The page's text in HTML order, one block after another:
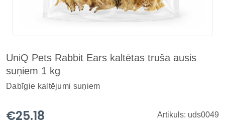
UniQ Pets Rabbit Ears kaltētas truša ausis
suņiem 1 kg
Dabīgie kaltējumi suņiem
€25.18 Artikuls: uds0049